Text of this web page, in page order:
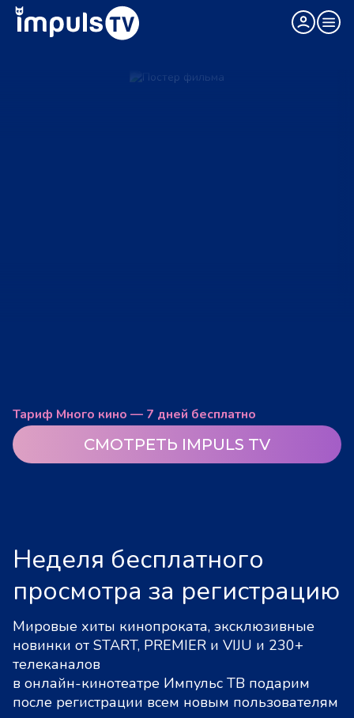
Тариф Много кино — 7 дней бесплатно
СМОТРЕТЬ IMPULS TV
Неделя бесплатного
просмотра за регистрацию
Мировые хиты кинопроката, эксклюзивные
новинки от START, PREMIER и VIJU и 230+
телеканалов
в онлайн-кинотеатре Импульс ТВ подарим
после регистрации всем новым пользователям